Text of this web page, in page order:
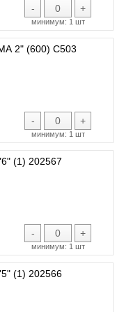
- +
минимум: 1 шт
2" (600) С503
- +
минимум: 1 шт
(1) 202567
- +
минимум: 1 шт
(1) 202566